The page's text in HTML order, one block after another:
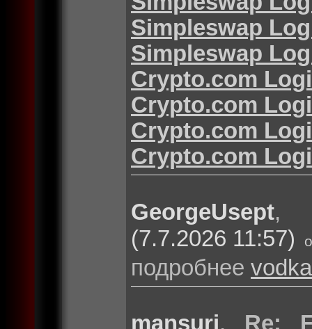
Simpleswap
Simpleswap
Crypto.com
Crypto.com
Crypto.com
Crypto.com
GeorgeUsept
(7.7.2026 11:57)
подробнее
mansuri, Re: